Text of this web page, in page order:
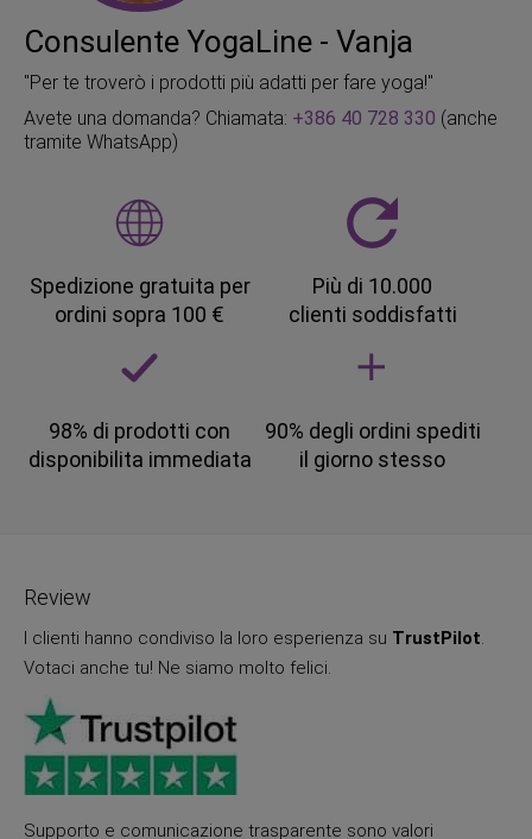
Consulente YogaLine - Vanja
"Per te troverò i prodotti più adatti per fare yoga!"
Avete una domanda? Chiamata: +386 40 728 330 (anche
tramite WhatsApp)
Spedizione gratuita per
ordini sopra 100 €
Più di 10.000
clienti soddisfatti
98% di prodotti con
disponibilita immediata
90% degli ordini spediti
il giorno stesso
Review
I clienti hanno condiviso la loro esperienza su TrustPilot.
Votaci anche tu! Ne siamo molto felici.
Supporto e comunicazione trasparente sono valori